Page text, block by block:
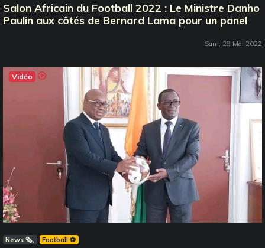
Salon Africain du Football 2022 : Le Ministre Danho
Paulin aux côtés de Bernard Lama pour un panel
Sam, 28 Mai 2022
Vidéo
News 🗞️ Football ⚽️